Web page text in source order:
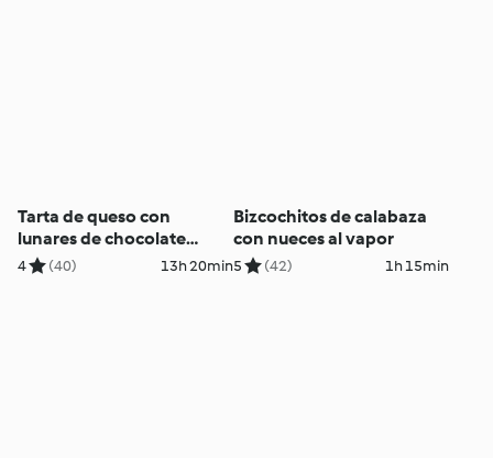
Tarta de queso con
lunares de chocolate
(Polka dot cheesecake)
4 (40) 13h 20min
Bizcochitos de calabaza
con nueces al vapor
5 (42) 1h 15min